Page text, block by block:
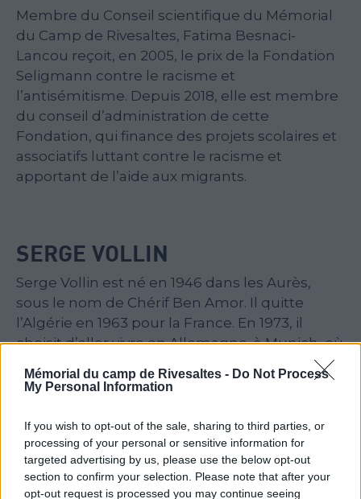
Mémorial du camp de Rivesaltes - Do Not Process
My Personal Information
If you wish to opt-out of the sale, sharing to third parties, or
processing of your personal or sensitive information for
targeted advertising by us, please use the below opt-out
section to confirm your selection. Please note that after your
opt-out request is processed you may continue seeing
Membre du Conseil scientifique du Mémorial
du Camp de Rivesaltes, Fatima Besnaci-
Lancou reçoit, en 2005, le prix de la Fondation
Seligmann contre le racisme et
l’antisémitisme. Depuis 2018, elle est membre
du conseil d’administration de cette
Fondation, qui finance des projets scolaires et
associatifs luttant contre le racisme et
apportant de l’aide aux migrants.
SERGE VOLLIN
Serge Vollin est né en 1946 dans les Aurès,
sous le nom de Chérif Ben Amor. Il quitte
l’Algérie en 1963 pour la France. En 1973, il
choisit d’aller vivre en Allemagne, à Munich, où
il travaille comme agent de sécurité. Son passé
traumatique le conduit régulièrement à faire
psychiatriques, où il commence à peindre
dans une optique thérapeutique.
Encouragé à poursuivre, il est remarqué par